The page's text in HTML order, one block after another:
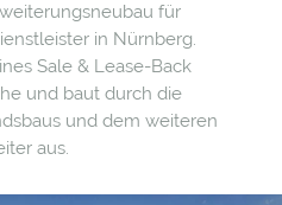
für
in Nürnberg.
Sale & Lease-Back
und baut durch die
und dem weiteren
aus.